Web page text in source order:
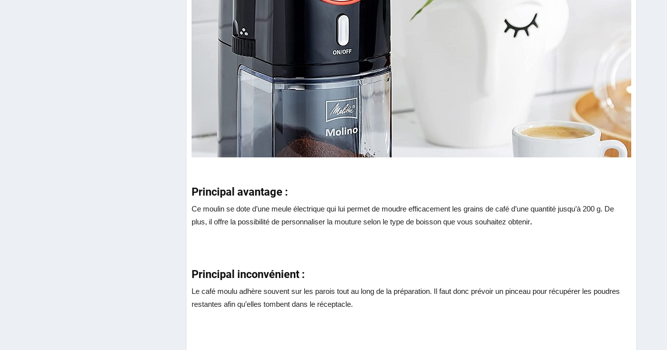
Principal avantage :
Ce moulin se dote d’une meule électrique qui lui permet de moudre efficacement les grains de café d’une quantité jusqu’à 200 g. De
plus, il offre la possibilité de personnaliser la mouture selon le type de boisson que vous souhaitez obtenir.
Principal inconvénient :
Le café moulu adhère souvent sur les parois tout au long de la préparation. Il faut donc prévoir un pinceau pour récupérer les poudres
restantes afin qu’elles tombent dans le réceptacle.